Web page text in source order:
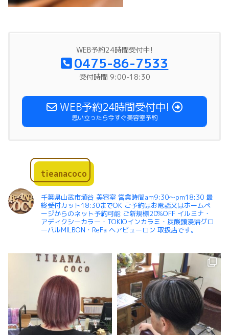
WEB予約24時間受付中!
0475-86-7533
受付時間 9:00-18:30
WEB予約24時間受付中!
思い立ったら今すぐ美容室予約
tieanacoco
千葉県山武市埴谷 美容室 営業時間am9:30〜pm18:30 最
終受付カット18:30までOK ご予約はお電話又はホームペ
ージからのネット予約可能 ご新規様20%OFF イルミナ・
アディクシーカラー・TOKIOインカラミ・炭酸頭浸浴グロ
ーバルMILBON・ReFa ヘアビューロン 取扱店です。